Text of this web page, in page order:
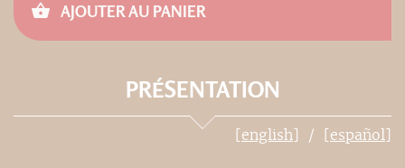
AJOUTER AU PANIER
PRÉSENTATION
[english] [español]